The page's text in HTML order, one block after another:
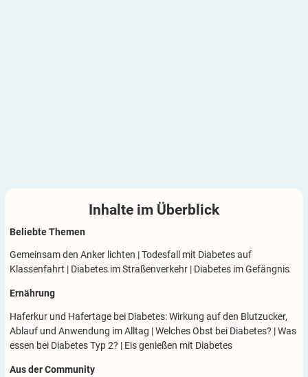
Ob mit oder ohne Diabetes: So gelingt es, sich
Essen im Urlaub: Wie lässt sich das Gewicht im
Inhalte im Überblick
Beliebte Themen
Gemeinsam den Anker lichten |Todesfall mit Diabetes auf
Klassenfahrt | Diabetes im Straßenverkehr | Diabetes im Gefängnis
Ernährung
Haferkur und Hafertage bei Diabetes: Wirkung auf den Blutzucker,
Ablauf und Anwendung im Alltag |Welches Obst bei Diabetes? |Was
essen bei Diabetes Typ 2? | Eis genießen mit Diabetes
Aus der Community